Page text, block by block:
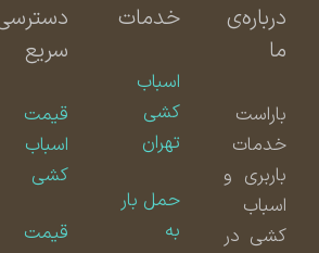
درباره‌ی
باراست
خدمات
باربری و
اسباب
کشی در
خدمات
اسباب
کشی
تهران
حمل بار
دسترسی
سریع
قیمت
اسباب
کشی
قیمت